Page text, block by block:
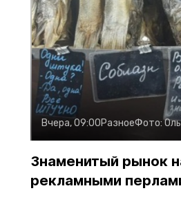
Вчера, 09:00РазноеФото:
Знаменитый рынок
рекламными